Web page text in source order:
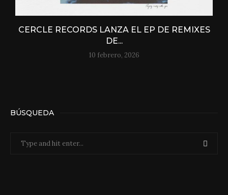
CERCLE RECORDS LANZA EL EP DE REMIXES
DE...
10 febrero, 2026
BÚSQUEDA